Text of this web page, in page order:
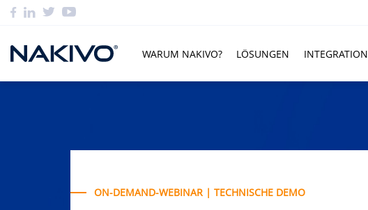
WARUM NAKIVO? LÖSUNGEN INTEGRATION
ON-DEMAND-WEBINAR | TECHNISCHE DEMO